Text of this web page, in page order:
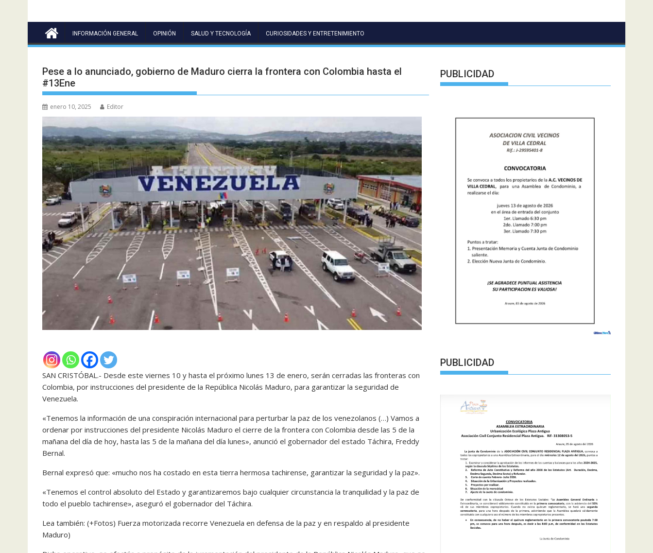
INFORMACIÓN GENERAL OPINIÓN SALUD Y TECNOLOGÍA CURIOSIDADES Y ENTRETENIMIENTO
Pese a lo anunciado, gobierno de Maduro cierra la frontera con Colombia hasta el
#13Ene
enero 10, 2025 Editor
SAN CRISTÓBAL.- Desde este viernes 10 y hasta el próximo lunes 13 de enero, serán cerradas las fronteras con
Colombia, por instrucciones del presidente de la República Nicolás Maduro, para garantizar la seguridad de
Venezuela.
«Tenemos la información de una conspiración internacional para perturbar la paz de los venezolanos (…) Vamos a
ordenar por instrucciones del presidente Nicolás Maduro el cierre de la frontera con Colombia desde las 5 de la
mañana del día de hoy, hasta las 5 de la mañana del día lunes», anunció el gobernador del estado Táchira, Freddy
Bernal.
Bernal expresó que: «mucho nos ha costado en esta tierra hermosa tachirense, garantizar la seguridad y la paz».
«Tenemos el control absoluto del Estado y garantizaremos bajo cualquier circunstancia la tranquilidad y la paz de
todo el pueblo tachirense», aseguró el gobernador del Táchira.
Lea también: (+Fotos) Fuerza motorizada recorre Venezuela en defensa de la paz y en respaldo al presidente
Maduro)
PUBLICIDAD
PUBLICIDAD